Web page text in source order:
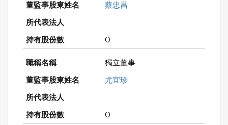
蔡忠昌
0
獨立董事
尤宜珍
0